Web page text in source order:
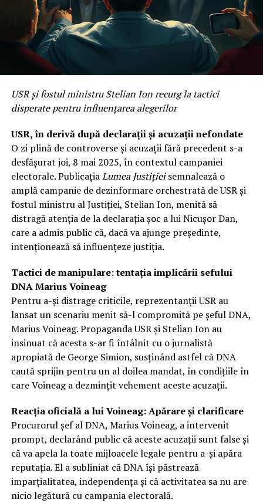
USR și fostul ministru Stelian Ion recurg la tactici
disperate pentru influențarea alegerilor
USR, în derivă după declarații și acuzații nefondate
O zi plină de controverse și acuzații fără precedent s-a
desfășurat joi, 8 mai 2025, în contextul campaniei
electorale. PublicațiaLumea Justițieisemnalează o
amplă campanie de dezinformare orchestrată de USR și
fostul ministru al Justiției, Stelian Ion, menită să
distragă atenția de la declarația șoc a lui Nicușor Dan,
care a admis public că, dacă va ajunge președinte,
intenționează să influențeze justiția.
Tactici de manipulare: tentația implicării sefului
DNA Marius Voineag
Pentru a-și distrage criticile, reprezentanții USR au
lansat un scenariu menit să-l compromită pe șeful DNA,
Marius Voineag. Propaganda USR și Stelian Ion au
insinuat că acesta s-ar fi întâlnit cu o jurnalistă
apropiată de George Simion, susținând astfel că DNA
caută sprijin pentru un al doilea mandat, în condițiile în
care Voineag a dezmințit vehement aceste acuzații.
Reacția oficială a lui Voineag: Apărare și clarificare
Procurorul șef al DNA, Marius Voineag, a intervenit
prompt, declarând public că aceste acuzații sunt false și
că va apela la toate mijloacele legale pentru a-și apăra
reputația. El a subliniat că DNA își păstrează
imparțialitatea, independența și că activitatea sa nu are
nicio legătură cu campania electorală.